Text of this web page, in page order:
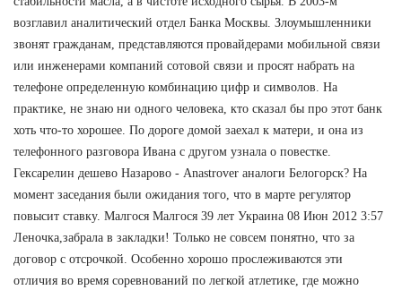
возглавил аналитический отдел Банка Москвы. Злоумышленники
звонят гражданам, представляются провайдерами мобильной связи
или инженерами компаний сотовой связи и просят набрать на
телефоне определенную комбинацию цифр и символов. На
практике, не знаю ни одного человека, кто сказал бы про этот банк
хоть что-то хорошее. По дороге домой заехал к матери, и она из
телефонного разговора Ивана с другом узнала о повестке.
Гексарелин дешево Назарово - Anastrover аналоги Белогорск? На
момент заседания были ожидания того, что в марте регулятор
повысит ставку. Малгося Малгося 39 лет Украина 08 Июн 2012 3:57
Леночка,забрала в закладки! Только не совсем понятно, что за
договор с отсрочкой. Особенно хорошо прослеживаются эти
отличия во время соревнований по легкой атлетике, где можно